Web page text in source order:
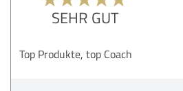
SEHR GUT
Top Produkte, top Coach